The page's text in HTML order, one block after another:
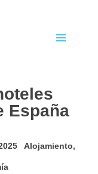
España
Alojamiento,